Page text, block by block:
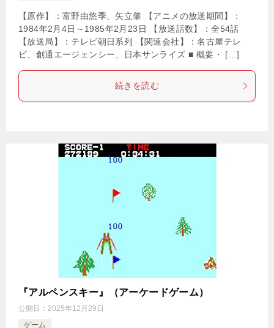
【原作】：富野由悠季、矢立肇 【アニメの放送期間】：
1984年2月4日～1985年2月23日 【放送話数】：全54話
【放送局】：テレビ朝日系列 【関連会社】：名古屋テレ
ビ、創通エージェンシー、日本サンライズ ■ 概要・ […]
続きを読む
『アルペンスキー』（アーケードゲーム）
公開日： 2025年12月29日
ゲーム